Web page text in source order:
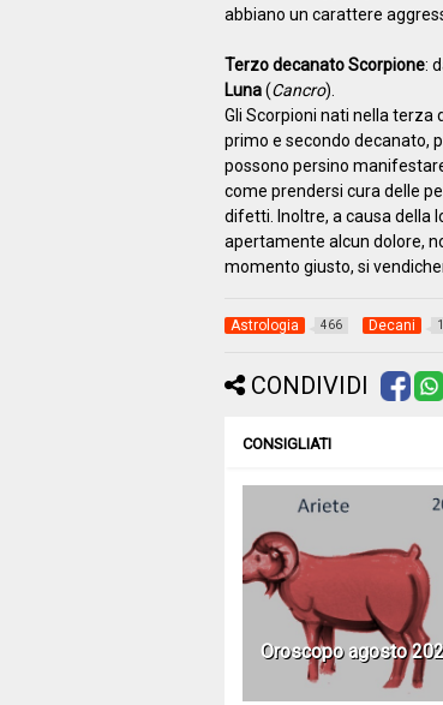
abbiano un carattere
Terzo decanato Scorpione:
Luna(Cancro).
Gli Scorpioni nati nella terza
primo e secondo decanato,
possono persino
come prendersi cura delle
difetti. Inoltre, a causa della
apertamente alcun dolore,
momento giusto, si
Astrologia 466 Decani
CONDIVIDI
CONSIGLIATI
Oroscopo agosto